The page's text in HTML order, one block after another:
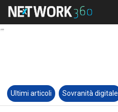
Ultimi articoli Sovranità digitale